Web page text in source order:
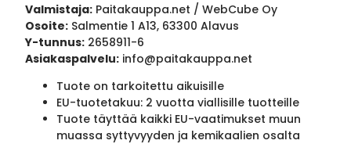
Valmistaja: Paitakauppa.net / WebCube Oy
Osoite: Salmentie 1 A13, 63300 Alavus
Y-tunnus: 2658911-6
Asiakaspalvelu: info@paitakauppa.net
Tuote on tarkoitettu aikuisille
EU-tuotetakuu: 2 vuotta viallisille tuotteille
Tuote täyttää kaikki EU-vaatimukset muun
muassa syttyvyyden ja kemikaalien osalta